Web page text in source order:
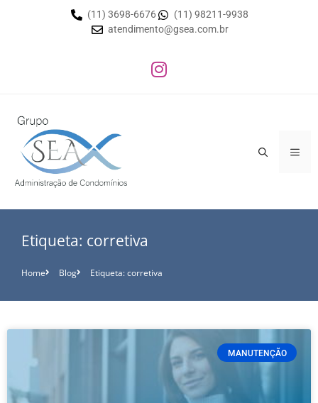
(11) 3698-6676
(11) 98211-9938
atendimento@gsea.com.br
Etiqueta: corretiva
Home Blog Etiqueta: corretiva
MANUTENÇÃO